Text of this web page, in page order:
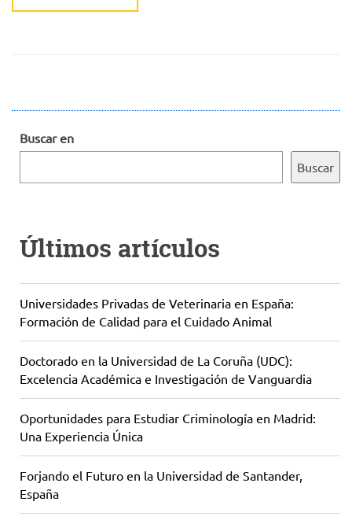
Buscar en
Buscar
Últimos artículos
Universidades Privadas de Veterinaria en España:
Formación de Calidad para el Cuidado Animal
Doctorado en la Universidad de La Coruña (UDC):
Excelencia Académica e Investigación de Vanguardia
Oportunidades para Estudiar Criminología en Madrid:
Una Experiencia Única
Forjando el Futuro en la Universidad de Santander,
España